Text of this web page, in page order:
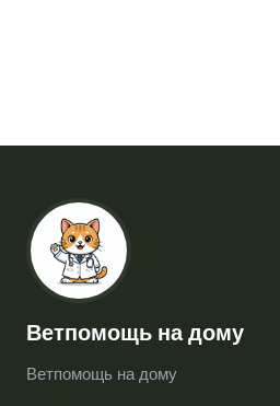
Ветпомощь на дому
Ветпомощь на дому